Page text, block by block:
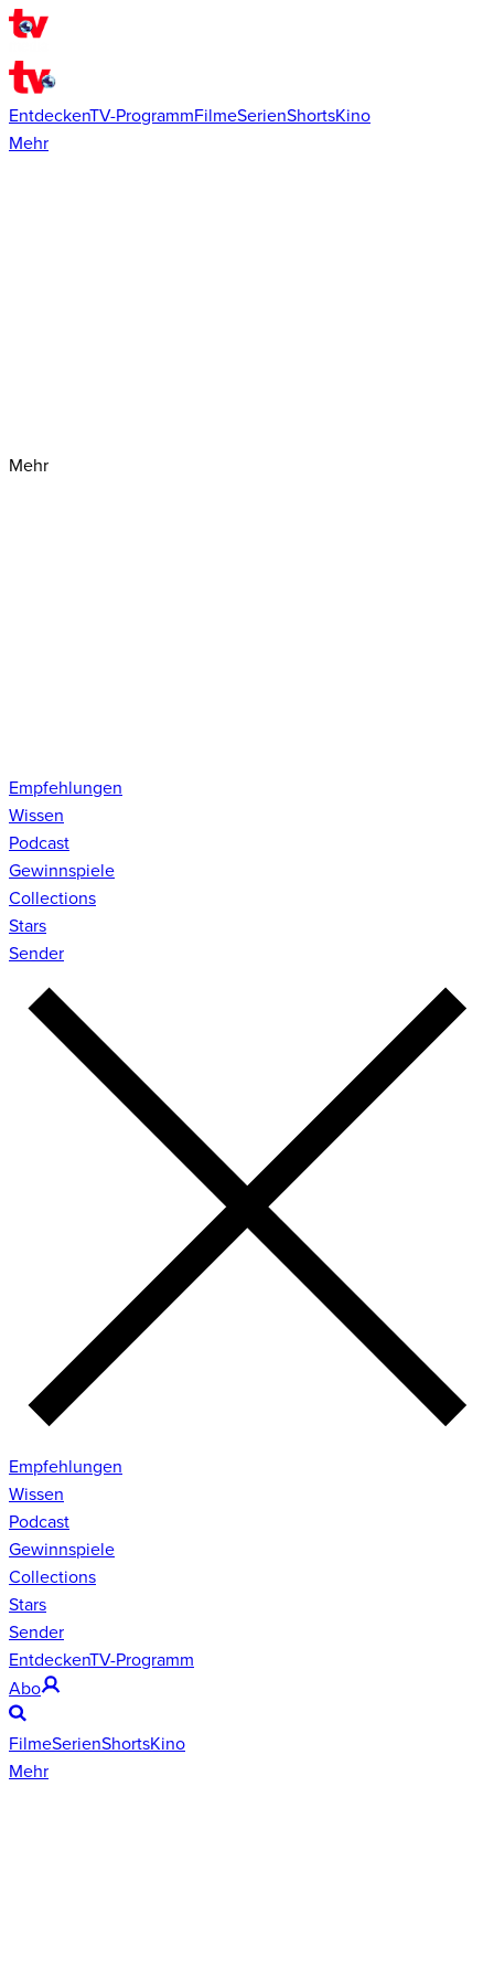
EntdeckenTV-ProgrammFilmeSerienShortsKino
Mehr
Mehr
Empfehlungen
Wissen
Podcast
Gewinnspiele
Collections
Stars
Sender
Empfehlungen
Wissen
Podcast
Gewinnspiele
Collections
Stars
Sender
EntdeckenTV-Programm
Abo
FilmeSerienShortsKino
Mehr